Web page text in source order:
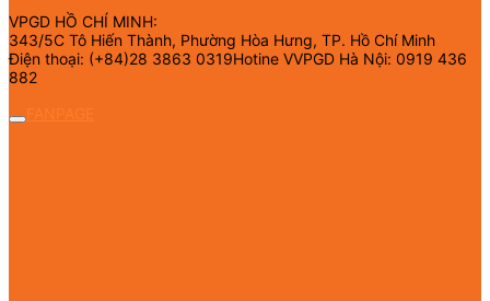
VPGD HỒ CHÍ MINH:
343/5C Tô Hiến Thành, Phường Hòa Hưng, TP. Hồ Chí Minh
Điện thoại: (+84)28 3863 0319Hotine VVPGD Hà Nội: 0919 436
882